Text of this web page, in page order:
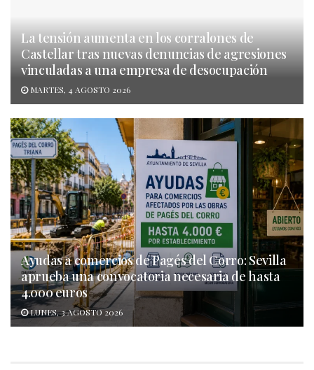
La tensión aumenta en los corralones de
Castellar tras nuevas denuncias de agresiones
vinculadas a una empresa de desocupación
MARTES, 4 AGOSTO 2026
Ayudas a comercios de Pagés del Corro: Sevilla
aprueba una convocatoria necesaria de hasta
4.000 euros
LUNES, 3 AGOSTO 2026